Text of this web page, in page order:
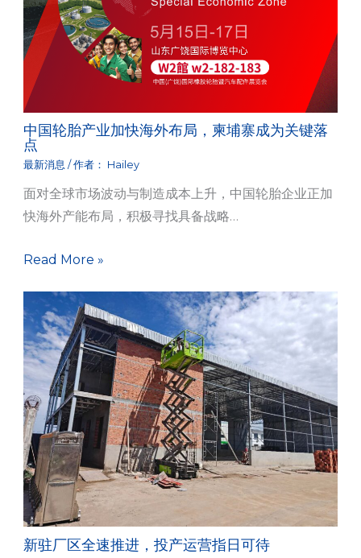
中国轮胎产业加快海外布局，柬埔寨成为关键落
点
最新消息 / 作者： Hailey
面对全球市场波动与制造成本上升，中国轮胎企业正加
快海外产能布局，积极寻找具备战略…
Read More »
新驻厂区全速推进，投产运营指日可待